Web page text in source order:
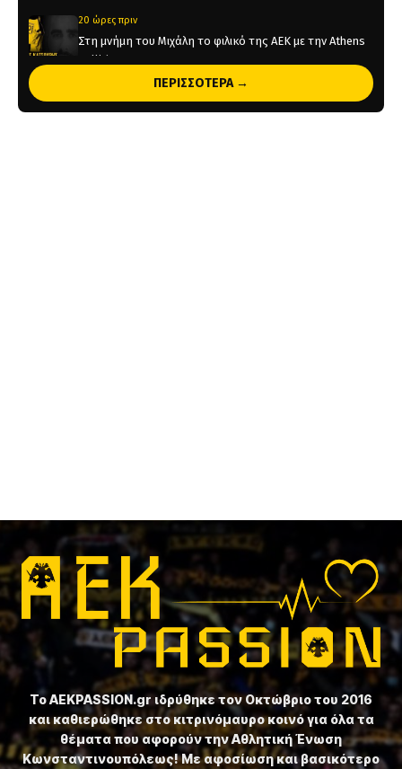
20 ώρες πριν
Στη μνήμη του Μιχάλη το φιλικό της ΑΕΚ με την Athens
Kallithea
Τέλος από την ΑΕΚ ο Δέδες
ΠΕΡΙΣΣΟΤΕΡΑ →
Το ⁦AEKPASSION.gr⁩ ιδρύθηκε τον Οκτώβριο του 2016
και καθιερώθηκε στο κιτρινόμαυρο κοινό για όλα τα
θέματα που αφορούν την Αθλητική Ένωση
Κωνσταντινουπόλεως! Με αφοσίωση και βασικότερο